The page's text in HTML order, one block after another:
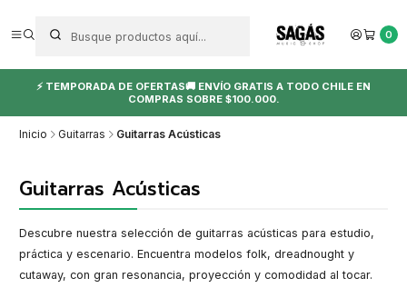
0
⚡ TEMPORADA DE OFERTAS🚚 ENVÍO GRATIS A TODO CHILE EN
COMPRAS SOBRE $100.000.
Inicio Guitarras Guitarras Acústicas
Guitarras Acústicas
Descubre nuestra selección de guitarras acústicas para estudio,
práctica y escenario. Encuentra modelos folk, dreadnought y
cutaway, con gran resonancia, proyección y comodidad al tocar.